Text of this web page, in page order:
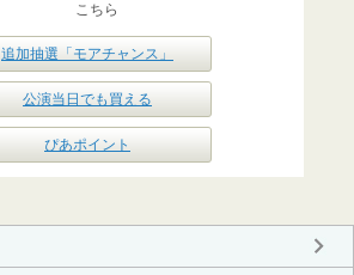
こちら
追加抽選「モアチャンス」
公演当日でも買える
ぴあポイント